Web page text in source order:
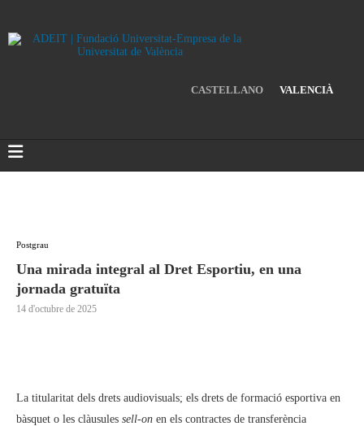
CASTELLANO VALENCIÀ
Postgrau
Una mirada integral al Dret Esportiu, en una
jornada gratuïta
14 d'octubre de 2025
La titularitat dels drets audiovisuals; els drets de formació esportiva en
bàsquet o les clàusules sell-on en els contractes de transferència